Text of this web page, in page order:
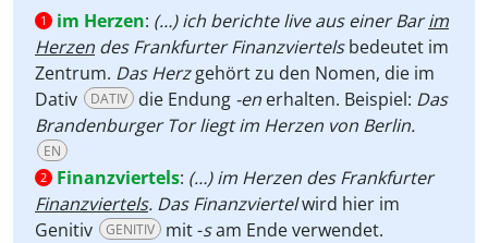
1 im Herzen: (…) ich berichte live aus einer Barim
Herzen des Frankfurter Finanzviertelsbedeutet im
Zentrum. Das Herzgehört zu den Nomen, die im
Dativ
DATIV die Endung -en erhalten. Beispiel: Das
Brandenburger Tor liegt im Herzen von Berlin.
EN
2 Finanzviertels: (…) im Herzen des Frankfurter
Finanzviertels. Das Finanzviertelwird hier im
Genitiv
GENITIV mit -sam Ende verwendet.